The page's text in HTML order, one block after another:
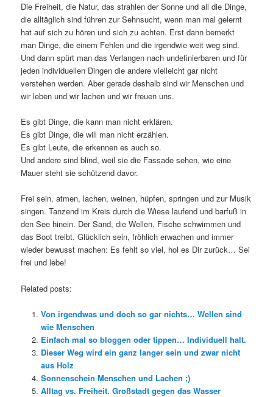
Die Freiheit, die Natur, das strahlen der Sonne und all die Dinge,
die alltäglich sind führen zur Sehnsucht, wenn man mal gelernt
hat auf sich zu hören und sich zu achten. Erst dann bemerkt
man Dinge, die einem Fehlen und die irgendwie weit weg sind.
Und dann spürt man das Verlangen nach undefinierbaren und für
jeden individuellen Dingen die andere vielleicht gar nicht
verstehen werden. Aber gerade deshalb sind wir Menschen und
wir leben und wir lachen und wir freuen uns.
Es gibt Dinge, die kann man nicht erklären.
Es gibt Dinge, die will man nicht erzählen.
Es gibt Leute, die erkennen es auch so.
Und andere sind blind, weil sie die Fassade sehen, wie eine
Mauer steht sie schützend davor.
Frei sein, atmen, lachen, weinen, hüpfen, springen und zur Musik
singen. Tanzend im Kreis durch die Wiese laufend und barfuß in
den See hinein. Der Sand, die Wellen, Fische schwimmen und
das Boot treibt. Glücklich sein, fröhlich erwachen und immer
wieder bewusst machen: Es fehlt so viel, hol es Dir zurück… Sei
frei und lebe!
Related posts:
Von irgendwas und doch so gar nichts… Wellen sind
wie Menschen
Einfach mal so bloggen oder tippen… Individuell halt.
Dieser Weg wird ein ganz langer sein und zwar nicht
aus Holz
Sonnenschein Menschen und Lachen ;)
Alltag vs. Freiheit. Großstadt gegen das Wasser